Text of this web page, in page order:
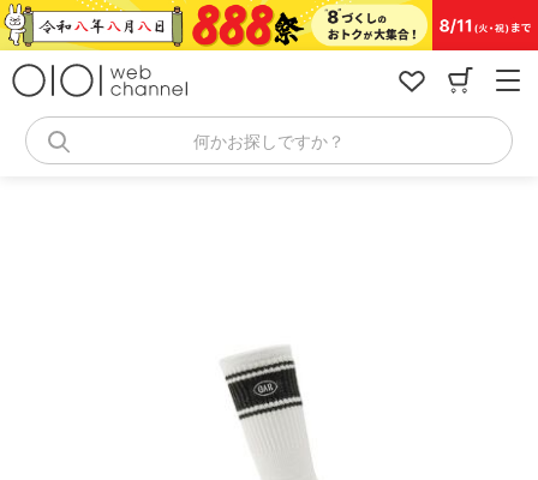
コ
ン
何かお探しですか？